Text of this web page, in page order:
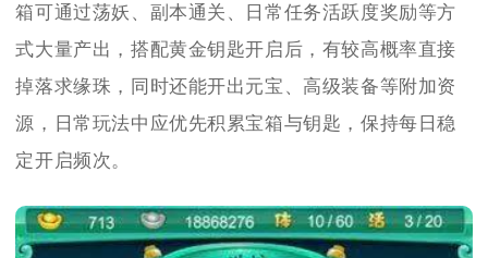
箱可通过荡妖、副本通关、日常任务活跃度奖励等方
式大量产出，搭配黄金钥匙开启后，有较高概率直接
掉落求缘珠，同时还能开出元宝、高级装备等附加资
源，日常玩法中应优先积累宝箱与钥匙，保持每日稳
定开启频次。